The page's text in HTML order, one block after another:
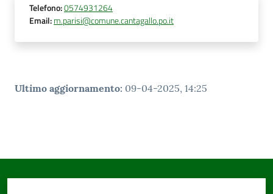
Telefono:0574931264
Email:m.parisi@comune.cantagallo.po.it
Ultimo aggiornamento: 09-04-2025, 14:25